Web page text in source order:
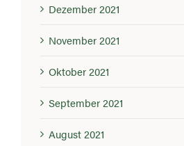
Dezember 2021
November 2021
Oktober 2021
September 2021
August 2021